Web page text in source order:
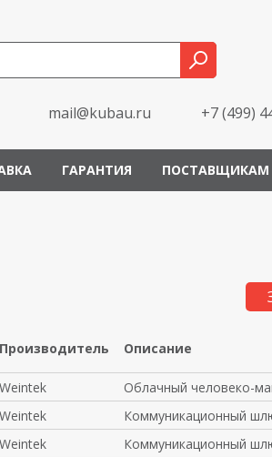
mail@kubau.ru +7 (499)
ГАРАНТИЯ ПОСТАВЩИКАМ
Производитель Описание
Weintek Облачный человеко-
Weintek Коммуникационный
Weintek Коммуникационный